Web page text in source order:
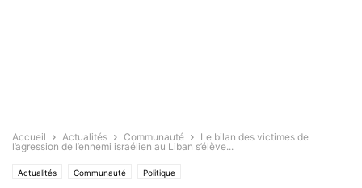
Accueil Actualités Communauté
Le bilan des victimes de
l’agression de l’ennemi israélien au Liban s’élève...
Actualités Communauté Politique